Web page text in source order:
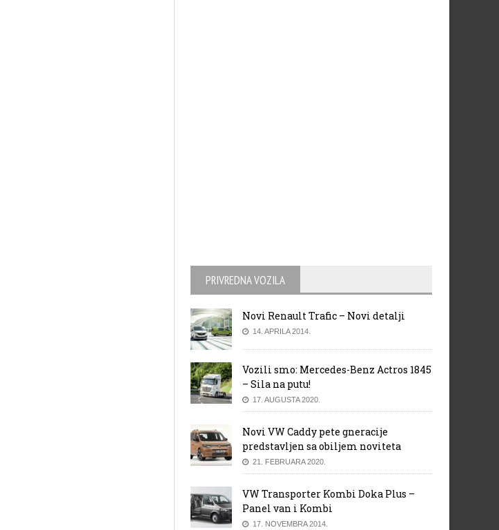
PRIVREDNA VOZILA
Novi Renault Trafic – Novi detalji
14. APRILA 2014.
Vozili smo: Mercedes-Benz Actros 1845
– Sila na putu!
17. AUGUSTA 2020.
Novi VW Caddy pete gneracije
predstavljen sa obiljem noviteta
21. FEBRUARA 2020.
VW Transporter Kombi Doka Plus –
Panel van i Kombi
17. NOVEMBRA 2014.